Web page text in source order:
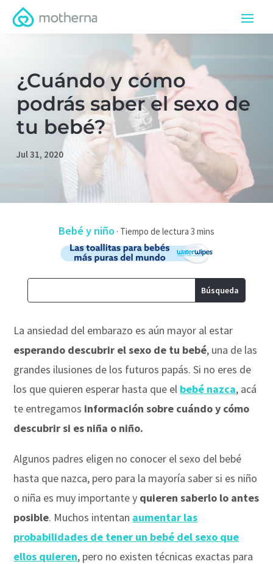
¿Cuándo y cómo
podrás saber el sexo de
tu bebé?
Jul 31, 2020
Bebé y niño ·
La ansiedad del embarazo es aún mayor al estar
esperando descubrir el sexo de tu bebé, una de las
grandes ilusiones de los futuros papás. Si no eres de
los que quieren esperar hasta que el bebé nazca, acá
te entregamos información sobre cuándo y cómo
descubrir si es niña o niño.
Algunos padres eligen no conocer el sexo del bebé
hasta que nazca, pero para la mayoría saber si es niño
o niña es muy importante y quieren saberlo lo antes
posible. Muchos intentan aumentar las
probabilidades de tener un bebé del sexo que
ellos quieren, pero no existen técnicas exactas para